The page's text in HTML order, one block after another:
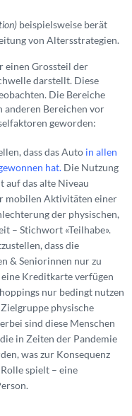
beispielsweise berät
von Altersstrategien.
einen Grossteil der
darstellt. Diese
Die Bereiche
anderen Bereichen vor
geworden:
dass das Auto in allen
hat. Die Nutzung
auf das alte Niveau
mobilen Aktivitäten einer
der physischen,
– Stichwort «Teilhabe».
dass die
& Seniorinnen nur zu
Kreditkarte verfügen
nur bedingt nutzen
physische
sind diese Menschen
in Zeiten der Pandemie
was zur Konsequenz
spielt – eine